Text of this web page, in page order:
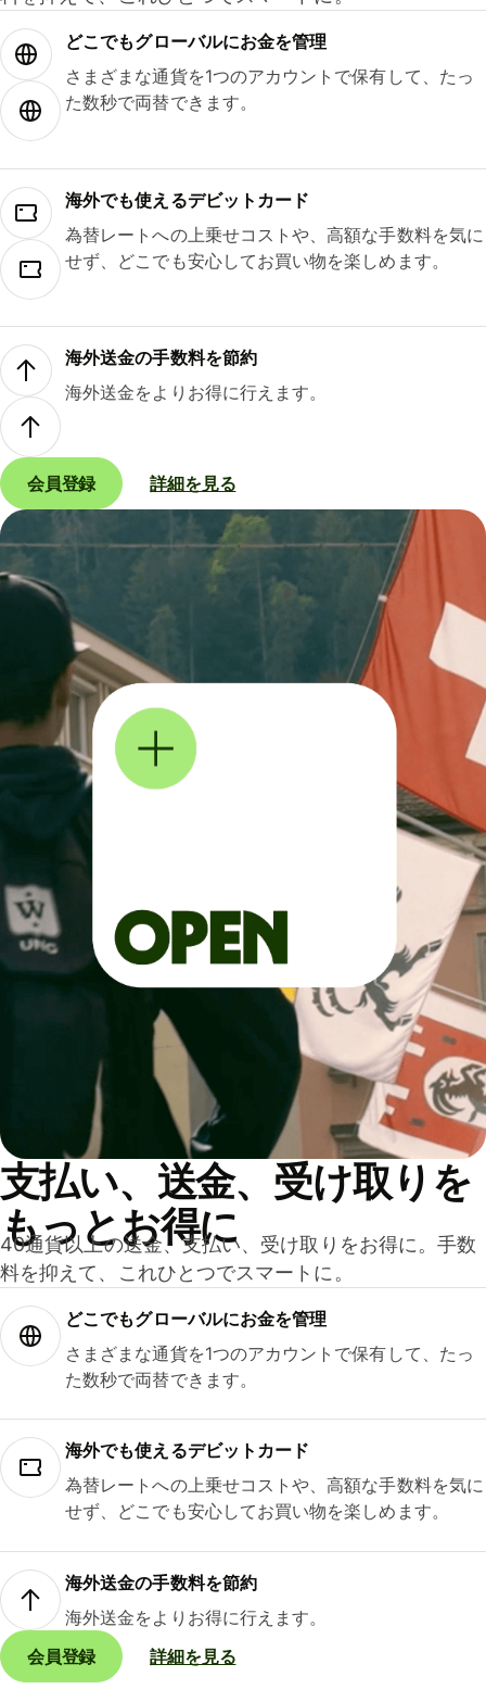
どこでもグ⁠ロ⁠ー⁠バ⁠ルにお金を管理
さまざまな通貨を1つのアカウントで保有して、たっ
た数秒で両替できます。
海外でも使えるデビットカード
為替レートへの上乗せコストや、高額な手数料を気に
せず、どこでも安心してお買い物を楽しめます。
海外送金の手数料を節約
海外送金をよりお得に行えます。
会員登録 詳細を見る
支払い、送金、受け取りを
もっとお得に
40通貨以上の送金、支払い、受け取りをお得に。手数
料を抑えて、これひとつでスマートに。
どこでもグ⁠ロ⁠ー⁠バ⁠ルにお金を管理
さまざまな通貨を1つのアカウントで保有して、たっ
た数秒で両替できます。
海外でも使えるデビットカード
為替レートへの上乗せコストや、高額な手数料を気に
せず、どこでも安心してお買い物を楽しめます。
海外送金の手数料を節約
海外送金をよりお得に行えます。
会員登録
詳細を見る